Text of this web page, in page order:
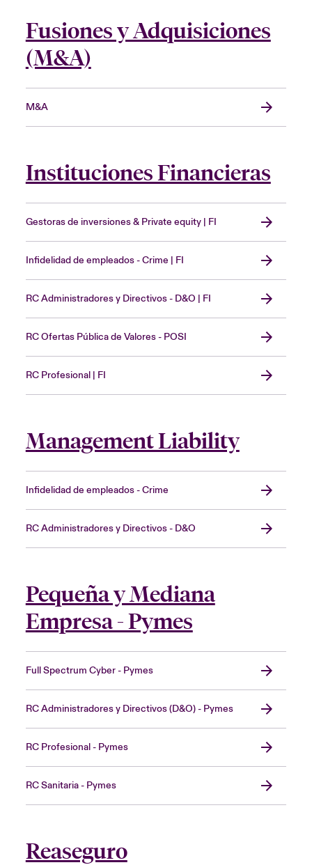
Fusiones y Adquisiciones
(M&A)
M&A
Instituciones Financieras
Gestoras de inversiones & Private equity | FI
Infidelidad de empleados - Crime | FI
RC Administradores y Directivos - D&O | FI
RC Ofertas Pública de Valores - POSI
RC Profesional | FI
Management Liability
Infidelidad de empleados - Crime
RC Administradores y Directivos - D&O
Pequeña y Mediana
Empresa - Pymes
Full Spectrum Cyber - Pymes
RC Administradores y Directivos (D&O) - Pymes
RC Profesional - Pymes
RC Sanitaria - Pymes
Reaseguro